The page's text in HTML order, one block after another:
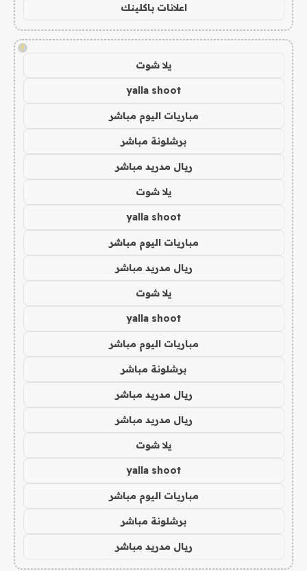
اعلانات باكلينك
!
يلا شوت
yalla shoot
مباريات اليوم مباشر
برشلونة مباشر
ريال مدريد مباشر
يلا شوت
yalla shoot
مباريات اليوم مباشر
ريال مدريد مباشر
يلا شوت
yalla shoot
مباريات اليوم مباشر
برشلونة مباشر
ريال مدريد مباشر
ريال مدريد مباشر
يلا شوت
yalla shoot
مباريات اليوم مباشر
برشلونة مباشر
ريال مدريد مباشر